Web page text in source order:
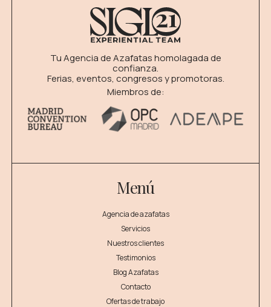
Tu Agencia de Azafatas homolagada de
confianza.
Ferias, eventos, congresos y promotoras.
Miembros de:
Menú
Agencia de azafatas
Servicios
Nuestros clientes
Testimonios
Blog Azafatas
Contacto
Ofertas de trabajo